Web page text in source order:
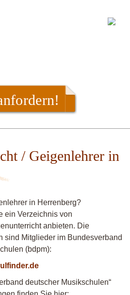
/ Geigenlehrer in
in Herrenberg?
ein Verzeichnis von
anbieten. Die
sind Mitglieder im Bundesverband
(bdpm):
deutscher Musikschulen“